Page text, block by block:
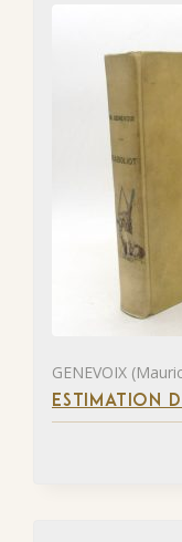
GENEVOIX
ESTIMATION